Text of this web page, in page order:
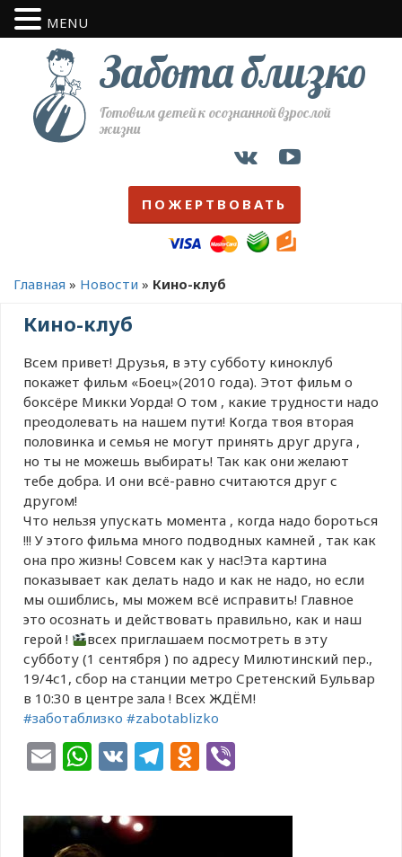
Забота близко
Готовим детей к осознанной взрослой
жизни
ПОЖЕРТВОВАТЬ
Главная » Новости » Кино-клуб
Кино-клуб
Всем привет! Друзья, в эту субботу киноклуб
покажет фильм «Боец»(2010 года). Этот фильм о
боксёре Микки Уорда! О том , какие трудности надо
преодолевать на нашем пути! Когда твоя вторая
половинка и семья не могут принять друг друга ,
но ты не можешь выбирать! Так как они желают
тебе добра. И они всё-равно считаются друг с
другом!
Что нельзя упускать момента , когда надо бороться
!!! У этого фильма много подводных камней , так как
она про жизнь! Совсем как у нас!Эта картина
показывает как делать надо и как не надо, но если
мы ошиблись, мы можем всё исправить! Главное
это осознать и действовать правильно, как и наш
герой !
всех приглашаем посмотреть в эту
субботу (1 сентября ) по адресу Милютинский пер.,
19/4с1, сбор на станции метро Сретенский Бульвар
в 10:30 в центре зала ! Всех ЖДЁМ!
#заботаблизко #zabotablizko
EmailWhatsApp
VK Telegram
Odnoklassniki
MENU